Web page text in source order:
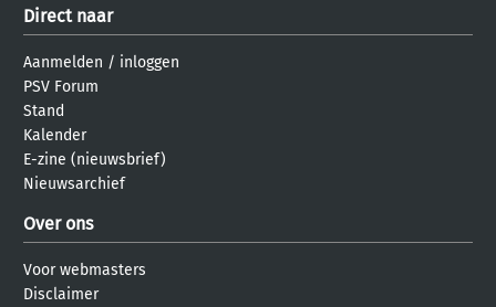
Direct naar
Aanmelden / inloggen
PSV Forum
Stand
Kalender
E-zine (nieuwsbrief)
Nieuwsarchief
Over ons
Voor webmasters
Disclaimer